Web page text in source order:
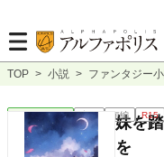
TOP > 小説 > ファンタジー
ファンタジー 完結 短編 R15
妹を
を